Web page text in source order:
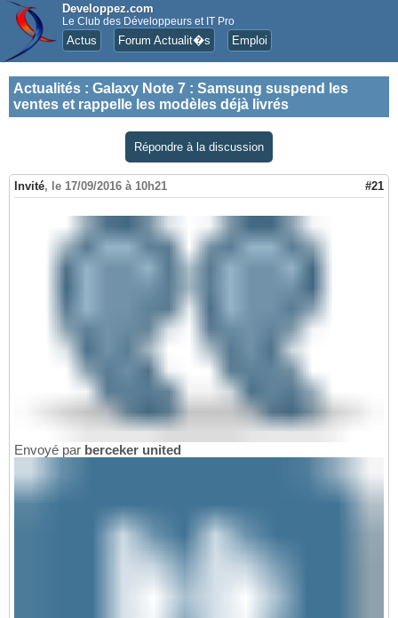
Developpez.com
Le Club des Développeurs et IT Pro
Actus Forum Actualit�s Emploi
Actualités : Galaxy Note 7 : Samsung suspend les
ventes et rappelle les modèles déjà livrés
Répondre à la discussion
Invité, le 17/09/2016 à 10h21 #21
Envoyé par berceker united